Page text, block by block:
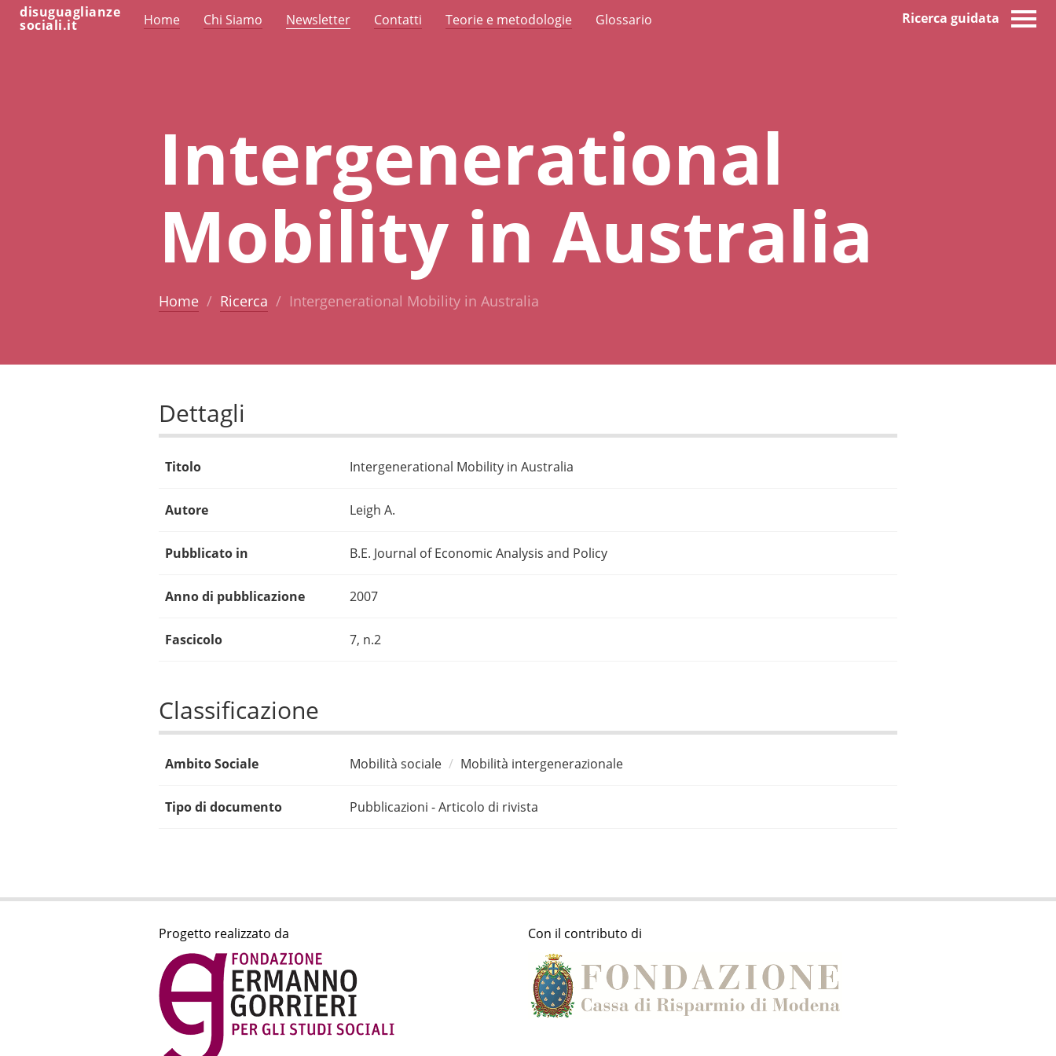
disuguaglianze
sociali.it Home Chi Siamo Newsletter Contatti Teorie e metodologie Glossario Ricerca guidata
Intergenerational
Mobility in Australia
Home Ricerca Intergenerational Mobility in Australia
Dettagli
Titolo Intergenerational Mobility in Australia
Autore Leigh A.
Pubblicato in B.E. Journal of Economic Analysis and Policy
Anno di pubblicazione 2007
Fascicolo 7, n.2
Classificazione
Ambito Sociale Mobilità sociale Mobilità intergenerazionale
Tipo di documento Pubblicazioni - Articolo di rivista
Progetto realizzato da Con il contributo di